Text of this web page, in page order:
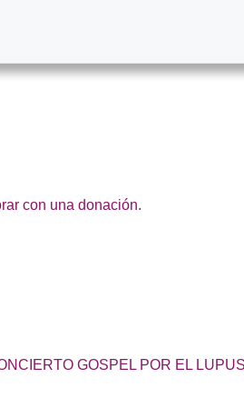
con una donación.
GOSPEL POR EL